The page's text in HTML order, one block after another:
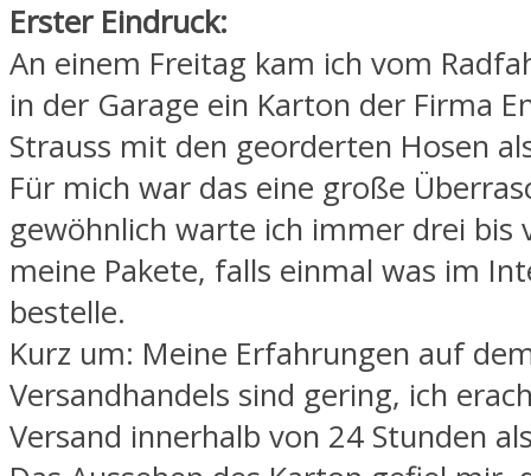
Erster Eindruck:
An einem Freitag kam ich vom
in der Garage ein Karton der Firma
Strauss mit den georderten Hosen
Für mich war das eine große
gewöhnlich warte ich immer drei bis
meine Pakete, falls einmal was im
bestelle.
Kurz um: Meine Erfahrungen auf
Versandhandels sind gering, ich
Versand innerhalb von 24 Stunden